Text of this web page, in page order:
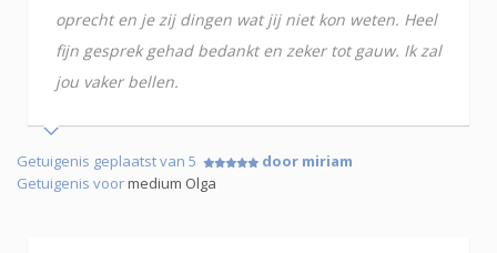
oprecht en je zij dingen wat jij niet kon weten. Heel
fijn gesprek gehad bedankt en zeker tot gauw. Ik zal
jou vaker bellen.
Getuigenis geplaatst van 5
door miriam
Getuigenis voormedium Olga